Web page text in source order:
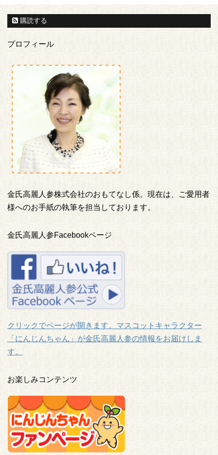
購読する
プロフィール
金氏高麗人参株式会社のおもてなし係。現在は、ご愛用者
様へのお手紙の執筆を担当しております。
金氏高麗人参Facebookページ
クリックでページが開きます。マスコットキャラクター
「にんじんちゃん」が金氏高麗人参の情報をお届けしま
す。
お楽しみコンテンツ